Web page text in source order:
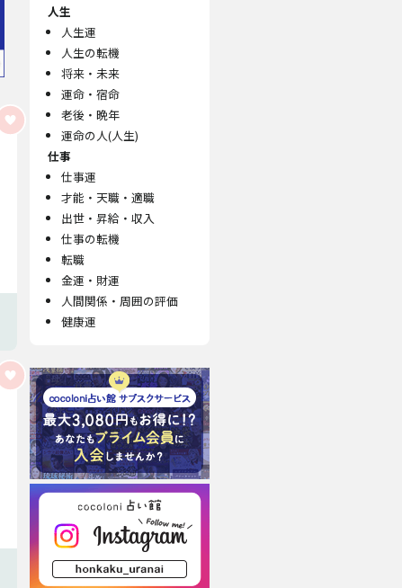
人生
人生運
人生の転機
将来・未来
運命・宿命
老後・晩年
運命の人(人生)
仕事
仕事運
才能・天職・適職
出世・昇給・収入
仕事の転機
転職
金運・財運
人間関係・周囲の評価
健康運